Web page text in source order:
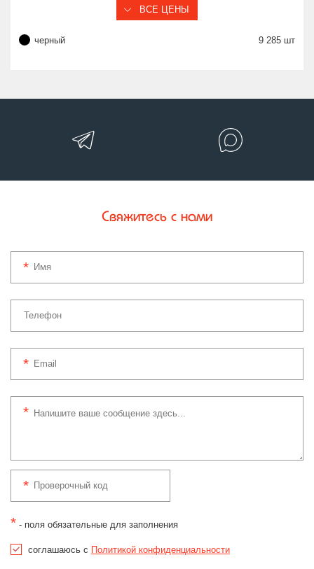
ВСЕ ЦЕНЫ
черный 9 285 шт
Свяжитесь с нами
* - поля обязательные для заполнения
соглашаюсь с Политикой конфиденциальности